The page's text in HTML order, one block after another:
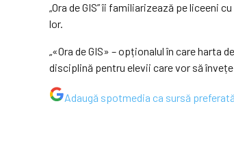
„Ora de GIS” îi familiarizează pe
lor.
„«Ora de GIS» – opționalul în care
disciplină pentru elevii care vor să
Adaugă spotmedia ca sursă preferată